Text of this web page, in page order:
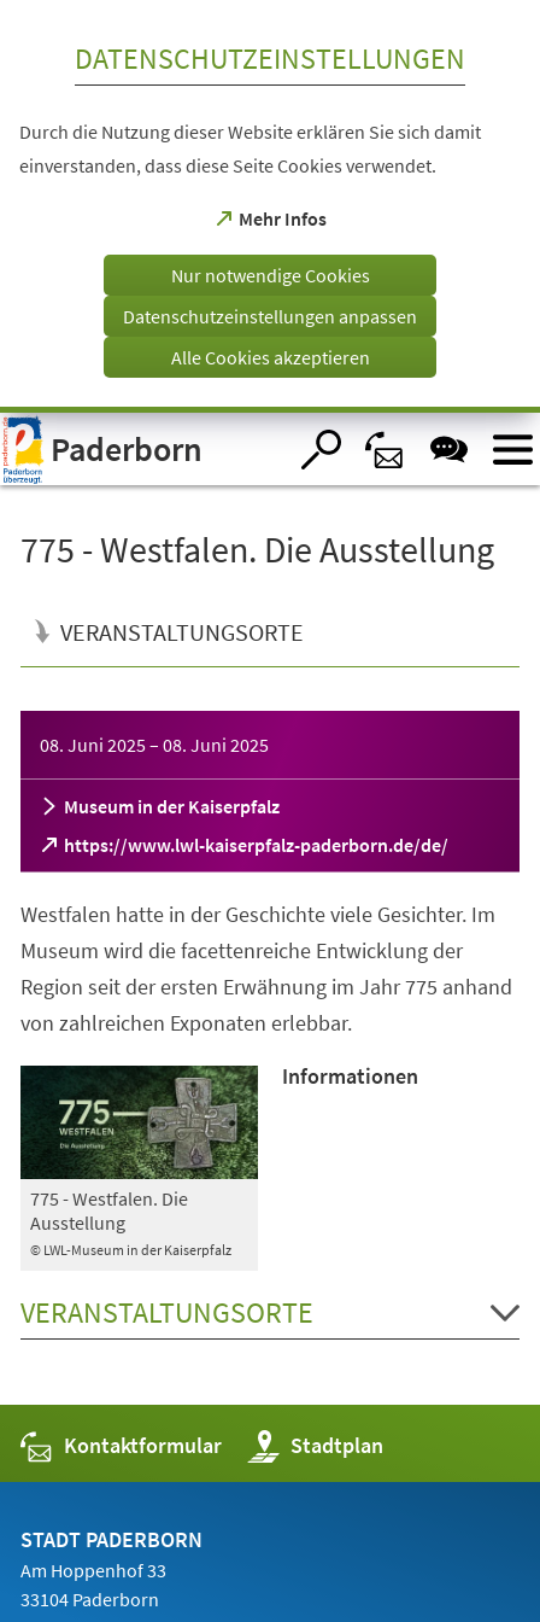
Visuelle
Assistenzsoftware
öffnen.
DATENSCHUTZEINSTELLUNGEN
Durch die Nutzung dieser Website erklären Sie sich damit
einverstanden, dass diese Seite Cookies verwendet.
Mehr Infos
(Öffnet
einem
Tab)
Nur notwendige Cookies
Datenschutzeinstellungen anpassen
Alle Cookies akzeptieren
Paderborn
775 - Westfalen. Die Ausstellung
VERANSTALTUNGSORTE
08. Juni 2025– 08. Juni 2025
Museum in der Kaiserpfalz
https://www.lwl-kaiserpfalz-paderborn.de/de/
(Öffnet
in
neuen
Westfalen hatte in der Geschichte viele Gesichter. Im
Museum wird die facettenreiche Entwicklung der
Region seit der ersten Erwähnung im Jahr 775 anhand
von zahlreichen Exponaten erlebbar.
© LWL-Museum in der Kaiserpfalz
775 - Westfalen. Die
Ausstellung
Informationen
VERANSTALTUNGSORTE
Kontaktformular Stadtplan
(Öffnet
in
einem
STADT PADERBORN
Am Hoppenhof 33
33104 Paderborn